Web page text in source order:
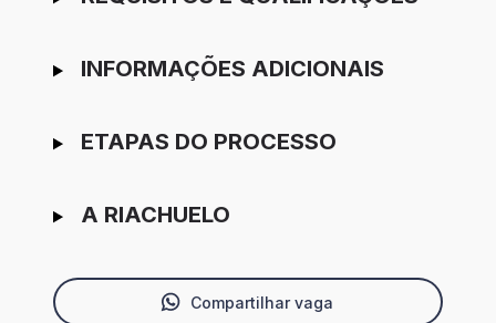
INFORMAÇÕES ADICIONAIS
ETAPAS DO PROCESSO
A RIACHUELO
Compartilhar vaga